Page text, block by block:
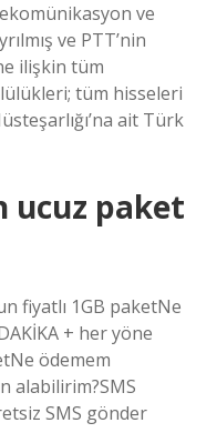
ve
ve PTT’nin
ilişkin tüm
tüm hisseleri
ait Türk
ucuz paket
fiyatlı 1GB paketNe
+ her yöne
ödemem
alabilirim?SMS
SMS gönder